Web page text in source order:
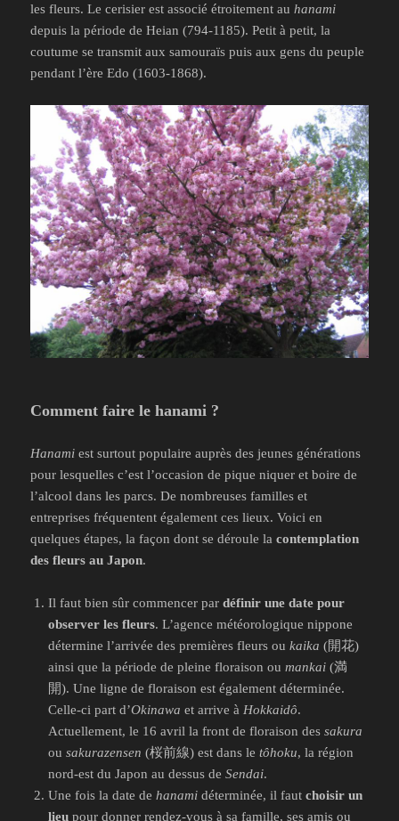
les fleurs. Le cerisier est associé étroitement auhanami
depuis la période de Heian (794-1185). Petit à petit, la
coutume se transmit aux samouraïs puis aux gens du peuple
pendant l’ère Edo (1603-1868).
Comment faire le hanami ?
Hanami est surtout populaire auprès des jeunes générations
pour lesquelles c’est l’occasion de pique niquer et boire de
l’alcool dans les parcs. De nombreuses familles et
entreprises fréquentent également ces lieux. Voici en
quelques étapes, la façon dont se déroule lacontemplation
des fleurs au Japon.
Il faut bien sûr commencer pardéfinir une date pour
observer les fleurs. L’agence météorologique nippone
détermine l’arrivée des premières fleurs oukaika (開花)
ainsi que la période de pleine floraison oumankai (満
開). Une ligne de floraison est également déterminée.
Celle-ci part d’Okinawa et arrive à Hokkaidô.
Actuellement, le 16 avril la front de floraison dessakura
ousakurazensen (桜前線) est dans letôhoku, la région
nord-est du Japon au dessus deSendai.
Une fois la date dehanami déterminée, il fautchoisir un
lieu pour donner rendez-vous à sa famille, ses amis ou